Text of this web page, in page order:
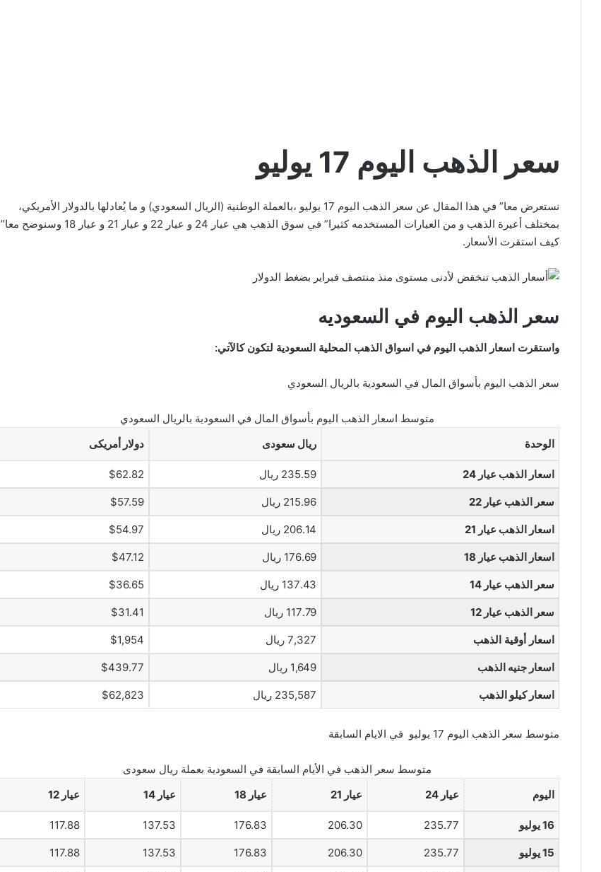
سعر الذهب اليوم 17 يوليو
نستعرض معا” في هذا المقال عن سعر الذهب اليوم 17 يوليو ،بالعملة الوطنية (الريال السعودي) و ما يُعادلها بالدولار الأمريكي،
بمختلف أعيرة الذهب و من العيارات المستخدمه كثيرا” في سوق الذهب هي عيار 24 و عيار 22 و عيار 21 و عيار 18 وسنوضح معا”
كيف استقرت الأسعار.
سعر الذهب اليوم في السعوديه
واستقرت اسعار الذهب اليوم في اسواق الذهب المحلية السعودية لتكون كالآتي:
سعر الذهب اليوم بأسواق المال في السعودية بالريال السعودي
متوسط اسعار الذهب اليوم بأسواق المال في السعودية بالريال السعودي
الوحدة
ريال سعودى دولار أمريكى
اسعار الذهب عيار 24 235.59 ريال $62.82
سعر الذهب عيار 22 215.96 ريال $57.59
اسعار الذهب عيار 21 206.14 ريال $54.97
اسعار الذهب عيار 18 176.69 ريال $47.12
سعر الذهب عيار 14 137.43 ريال $36.65
سعر الذهب عيار 12 117.79 ريال $31.41
اسعار أوقية الذهب 7,327 ريال $1,954
اسعار جنيه الذهب 1,649 ريال $439.77
اسعار كيلو الذهب 235,587 ريال $62,823
متوسط سعر الذهب اليوم 17 يوليو في الايام السابقة
متوسط سعر الذهب في الأيام السابقة في السعودية بعملة ريال سعودى
اليوم
عيار 24 عيار 21 عيار 18 عيار 14 عيار 12
16 يوليو 235.77
206.30
176.83
137.53
117.88
15 يوليو 235.77
206.30
176.83
137.53
117.88